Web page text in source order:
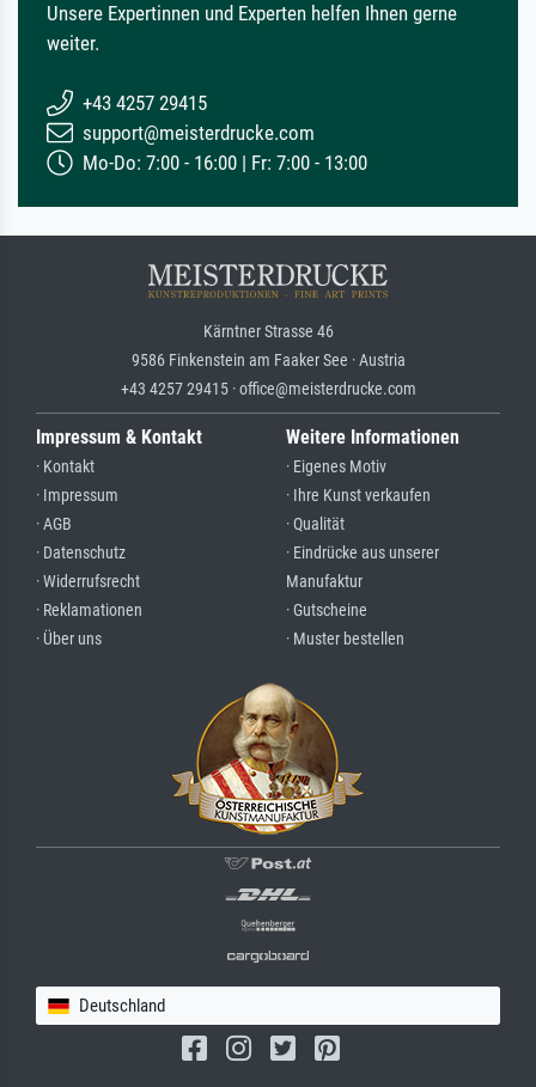
Unsere Expertinnen und Experten helfen Ihnen gerne
weiter.
+43 4257 29415
support@meisterdrucke.com
Mo-Do: 7:00 - 16:00 | Fr: 7:00 - 13:00
Kärntner Strasse 46
9586 Finkenstein am Faaker See · Austria
+43 4257 29415 · office@meisterdrucke.com
Impressum & Kontakt
· Kontakt
· Impressum
· AGB
· Datenschutz
· Widerrufsrecht
· Reklamationen
· Über uns
Weitere Informationen
· Eigenes Motiv
· Ihre Kunst verkaufen
· Qualität
· Eindrücke aus unserer
Manufaktur
· Gutscheine
· Muster bestellen
Deutschland